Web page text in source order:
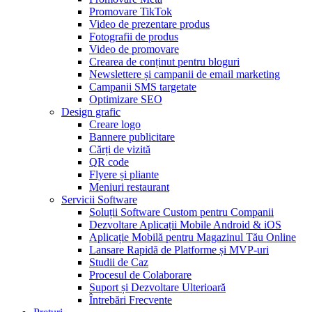
Promovare TikTok
Video de prezentare produs
Fotografii de produs
Video de promovare
Crearea de conținut pentru bloguri
Newslettere și campanii de email marketing
Campanii SMS targetate
Optimizare SEO
Design grafic
Creare logo
Bannere publicitare
Cărți de vizită
QR code
Flyere și pliante
Meniuri restaurant
Servicii Software
Soluții Software Custom pentru Companii
Dezvoltare Aplicații Mobile Android & iOS
Aplicație Mobilă pentru Magazinul Tău Online
Lansare Rapidă de Platforme și MVP-uri
Studii de Caz
Procesul de Colaborare
Suport și Dezvoltare Ulterioară
Întrebări Frecvente